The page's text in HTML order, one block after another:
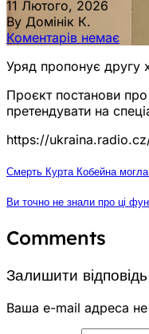
11 Лютого, 2026
By Домінік К.
Коментарів немає
Уряд пропонує другу
Проєкт постанови
претендувати на
https://
Смерть Курта Кобейна могла
Ви точно не знали про ці
Comments
Залишити відповідь
Ваша e-mail адреса